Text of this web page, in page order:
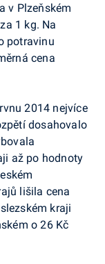
v Plzeňském
1 kg. Na
potravinu
cena
2014 nejvíce
dosahovalo
až po hodnoty
lišila cena
kraji
o 26 Kč